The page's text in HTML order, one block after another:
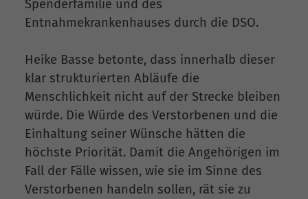
Spenderfamilie und des
Entnahmekrankenhauses durch die DSO.
Heike Basse betonte, dass innerhalb dieser
klar strukturierten Abläufe die
Menschlichkeit nicht auf der Strecke bleiben
würde. Die Würde des Verstorbenen und die
Einhaltung seiner Wünsche hätten die
höchste Priorität. Damit die Angehörigen im
Fall der Fälle wissen, wie sie im Sinne des
Verstorbenen handeln sollen, rät sie zu